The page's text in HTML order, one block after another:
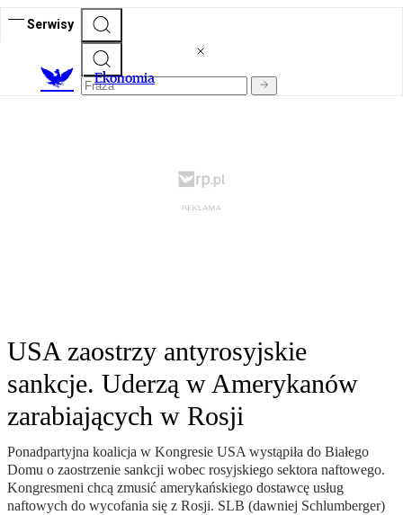
Serwisy
Ekonomia
USA zaostrzy antyrosyjskie
sankcje. Uderzą w Amerykanów
zarabiających w Rosji
Ponadpartyjna koalicja w Kongresie USA wystąpiła do Białego
Domu o zaostrzenie sankcji wobec rosyjskiego sektora naftowego.
Kongresmeni chcą zmusić amerykańskiego dostawcę usług
naftowych do wycofania się z Rosji. SLB (dawniej Schlumberger)